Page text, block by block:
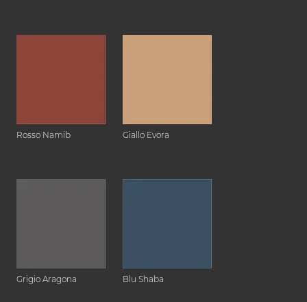
Rosso Namib Giallo Evora
Grigio Aragona Blu Shaba